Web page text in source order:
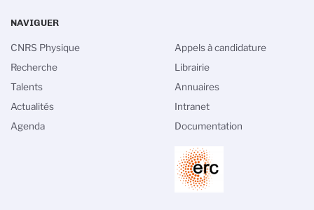
NAVIGUER
CNRS Physique
Recherche
Talents
Actualités
Agenda
Appels à candidature
Librairie
Annuaires
Intranet
Documentation